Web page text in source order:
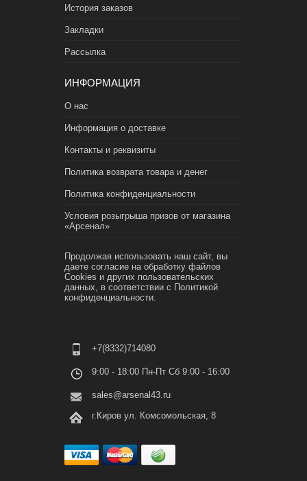
История заказов
Закладки
Рассылка
ИНФОРМАЦИЯ
О нас
Информация о доставке
Контакты и реквизиты
Политика возврата товара и денег
Политика конфиденциальности
Условия розыгрыша призов от магазина
«Арсенал»
Продолжая использовать наш сайт, вы
даете согласие на обработку файлов
Cookies и других пользовательских
данных, в соответствии с Политикой
конфиденциальности.
+7(8332)714080
9:00 - 18:00 Пн-Пт Сб 9:00 - 16:00
sales@arsenal43.ru
г.Киров ул. Комсомольская, 8